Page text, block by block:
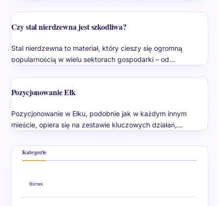
Czy stal nierdzewna jest szkodliwa?
Stal nierdzewna to materiał, który cieszy się ogromną
popularnością w wielu sektorach gospodarki – od…
Pozycjonowanie Ełk
Pozycjonowanie w Ełku, podobnie jak w każdym innym
mieście, opiera się na zestawie kluczowych działań,…
Kategorie
Biznes